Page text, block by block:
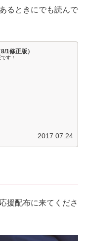
るときにでも読んで
1修正版）
す！
2017.07.24
援配布に来てくださ